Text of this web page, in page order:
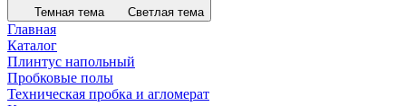
Темная тема Светлая тема
Главная
Каталог
Плинтус напольный
Пробковые полы
Техническая пробка и агломерат